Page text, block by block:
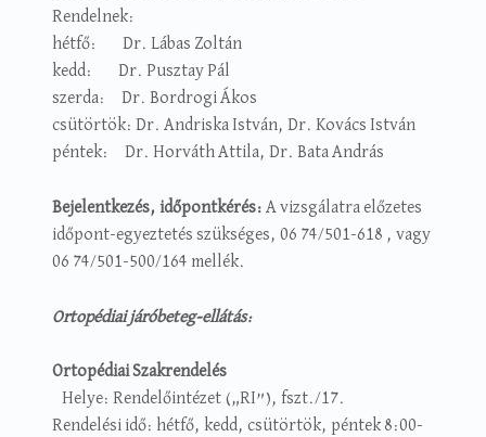
Rendelnek:
hétfő: Dr. Lábas Zoltán
kedd: Dr. Pusztay Pál
szerda: Dr. Bordrogi Ákos
csütörtök: Dr. Andriska István, Dr. Kovács István
péntek: Dr. Horváth Attila, Dr. Bata András
Bejelentkezés, időpontkérés: A vizsgálatra előzetes
időpont-egyeztetés szükséges, 06 74/501-618 , vagy
06 74/501-500/164 mellék.
Ortopédiai járóbeteg-ellátás:
Ortopédiai Szakrendelés
Helye: Rendelőintézet („RI”), fszt./17.
Rendelési idő: hétfő, kedd, csütörtök, péntek 8:00-